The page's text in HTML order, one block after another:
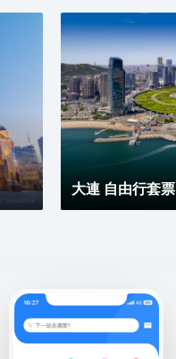
大連 自由行套票